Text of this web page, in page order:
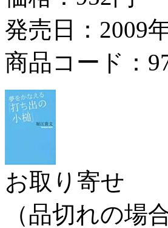
発売日：2009
商品コード：
お取り寄せ
（品切れの場